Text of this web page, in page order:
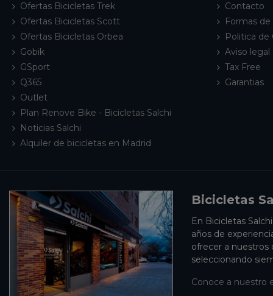
Ofertas Bicicletas Trek
Ofertas Bicicletas Scott
Ofertas Bicicletas Orbea
Gobik
GSport
Q365
Outlet
Plan Renove Bike - Bicicletas Salchi
Noticias Salchi
Alquiler de bicicletas en Madrid
Contacto
Formas
Politica de
Aviso legal
Tax Free
Garantias
Bicicletas
En Bicicletas
años de
ofrecer a nuestros
seleccionando
Conoce a nuestro